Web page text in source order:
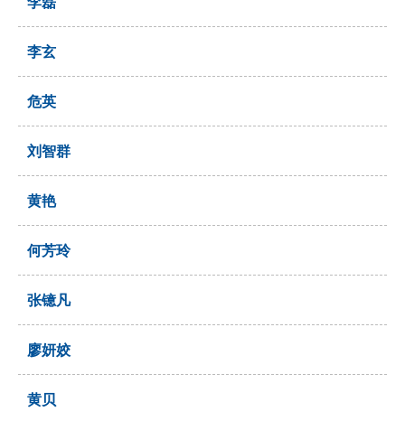
李玄
危英
刘智群
黄艳
何芳玲
张镱凡
廖妍姣
黄贝